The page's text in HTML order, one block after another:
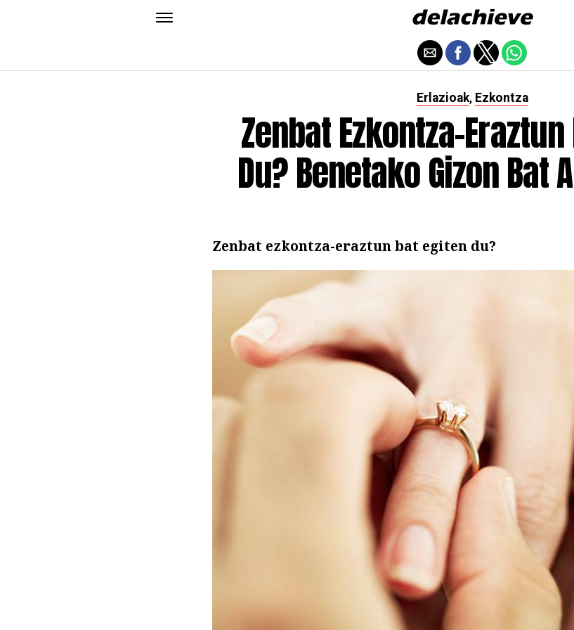
Erlazioak, Ezkontza
Zenbat Ezkontza-
Du? Benetako Gizon Bat
Zenbat ezkontza-eraztun bat egiten du?